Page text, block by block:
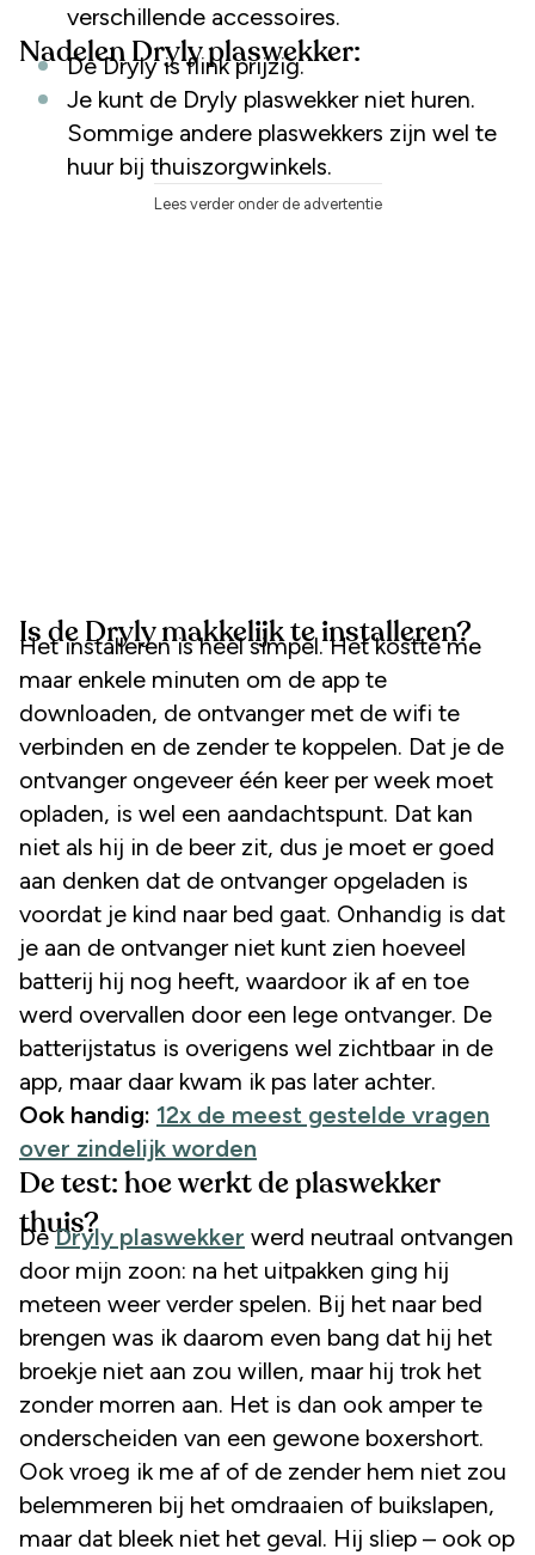
verschillende accessoires.
Nadelen Dryly plaswekker:
De Dryly is flink prijzig.
Je kunt de Dryly plaswekker niet huren.
Sommige andere plaswekkers zijn wel te
huur bij thuiszorgwinkels.
Lees verder onder de advertentie
Is de Dryly makkelijk te installeren?
Het installeren is heel simpel. Het kostte me
maar enkele minuten om de app te
downloaden, de ontvanger met de wifi te
verbinden en de zender te koppelen. Dat je de
ontvanger ongeveer één keer per week moet
opladen, is wel een aandachtspunt. Dat kan
niet als hij in de beer zit, dus je moet er goed
aan denken dat de ontvanger opgeladen is
voordat je kind naar bed gaat. Onhandig is dat
je aan de ontvanger niet kunt zien hoeveel
batterij hij nog heeft, waardoor ik af en toe
werd overvallen door een lege ontvanger. De
batterijstatus is overigens wel zichtbaar in de
app, maar daar kwam ik pas later achter.
Ook handig: 12x de meest gestelde vragen
over zindelijk worden
De test: hoe werkt de plaswekker
thuis?
DeDryly plaswekker werd neutraal ontvangen
door mijn zoon: na het uitpakken ging hij
meteen weer verder spelen. Bij het naar bed
brengen was ik daarom even bang dat hij het
broekje niet aan zou willen, maar hij trok het
zonder morren aan. Het is dan ook amper te
onderscheiden van een gewone boxershort.
Ook vroeg ik me af of de zender hem niet zou
belemmeren bij het omdraaien of buikslapen,
maar dat bleek niet het geval. Hij sliep – ook op